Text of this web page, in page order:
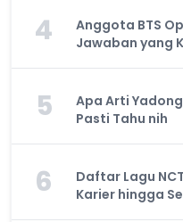
4
Anggota BTS
Jawaban yang
5
Apa Arti Yadong
Pasti Tahu nih
6
Daftar Lagu
Karier hingga